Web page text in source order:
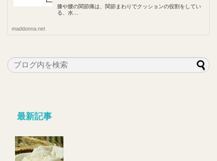
膝や腰の関節痛は、関節まわりでクッションの役割をしてい
る、水…
maddonna.net
最新記事